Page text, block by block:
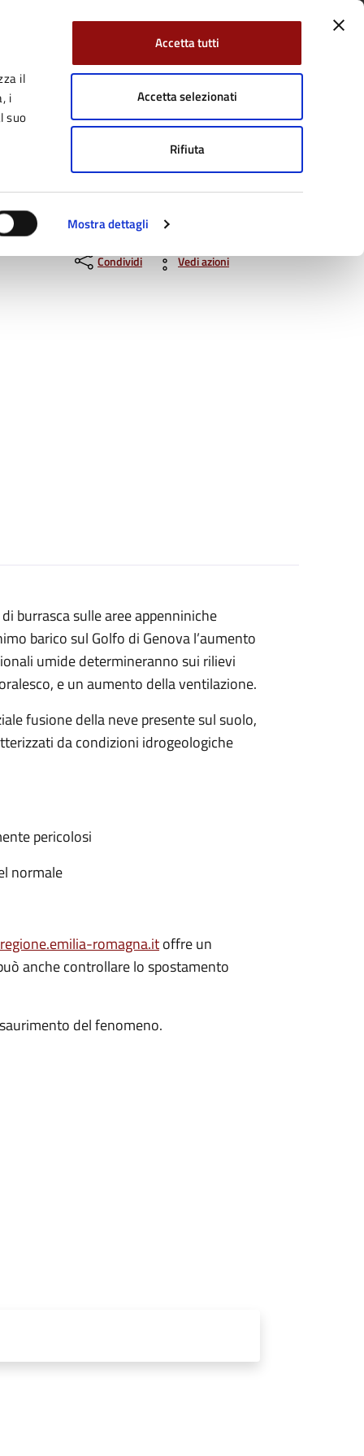
il
i
suo
Mostra dettagli
Accetta tutti
Accetta selezionati
Rifiuta
su: TwitterYouTube Cerca:
Tutti gli argomenti
Condividi Vedi azioni
burrasca sulle aree appenniniche
barico sul Golfo di Genova l’aumento
umide determineranno sui rilievi
e un aumento della ventilazione.
fusione della neve presente sul suolo,
da condizioni idrogeologiche
pericolosi
normale
romagna.itoffre un
anche controllare lo spostamento
del fenomeno.